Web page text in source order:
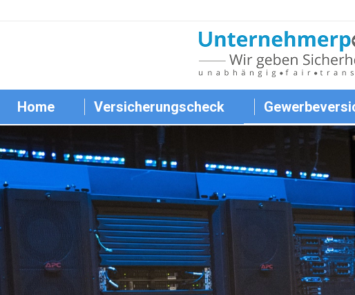
Home Versicherungscheck